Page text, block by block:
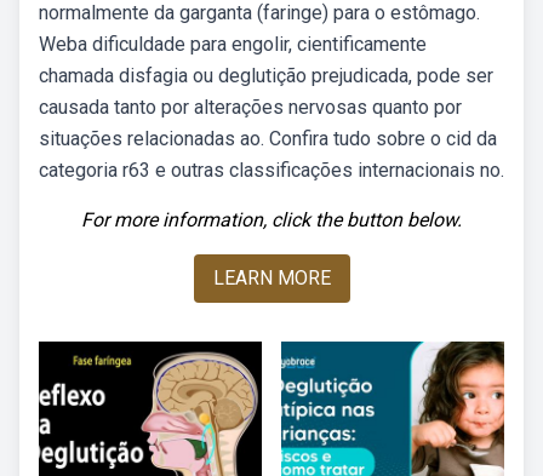
normalmente da garganta (faringe) para o estômago.
Weba dificuldade para engolir, cientificamente
chamada disfagia ou deglutição prejudicada, pode ser
causada tanto por alterações nervosas quanto por
situações relacionadas ao. Confira tudo sobre o cid da
categoria r63 e outras classificações internacionais no.
For more information, click the button below.
LEARN MORE